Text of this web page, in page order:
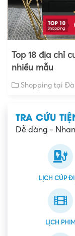
Top 18 địa chỉ
nhiều mẫu
Shopping tại
TRA CỨU
Dễ dàng -
LỊCH CÚP
LỊCH PHIM